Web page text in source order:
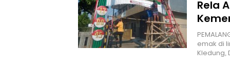
Rela
emak di
Kledung,